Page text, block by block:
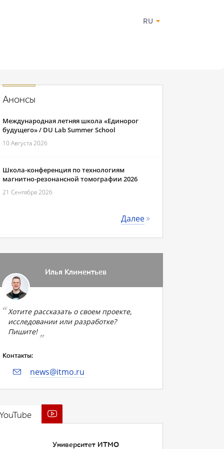
RU
Анонсы
Международная летняя школа «Единорог
будущего» / DU Lab Summer School
10 Августа 2026
Школа-конференция по технологиям
магнитно-резонансной томографии 2026
21 Сентября 2026
Далее
Илья Климентьев
Хотите рассказать о своем проекте,
исследовании или разработке?
Пишите!
Контакты:
news@itmo.ru
Университет ИТМО